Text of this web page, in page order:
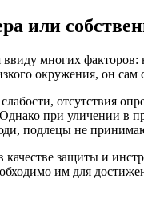
или
многих
окружения, он сам
слабости,
при уличении в
подлецы не
защиты и
им для